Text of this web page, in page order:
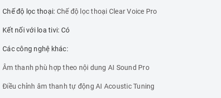
Chế độ lọc thoại: Chế độ lọc thoại Clear Voice Pro
Kết nối với loa tivi: Có
Các công nghệ khác:
Âm thanh phù hợp theo nội dung AI Sound Pro
Điều chỉnh âm thanh tự động AI Acoustic Tuning